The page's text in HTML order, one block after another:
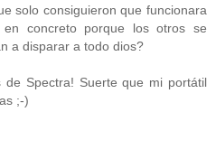
solo consiguieron que funcionara
concreto porque los otros se
a disparar a todo dios?
de Spectra! Suerte que mi portátil
;-)